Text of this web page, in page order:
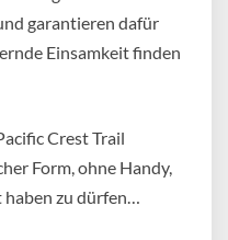
garantieren dafür
Einsamkeit finden
Crest Trail
Form, ohne Handy,
zu dürfen…